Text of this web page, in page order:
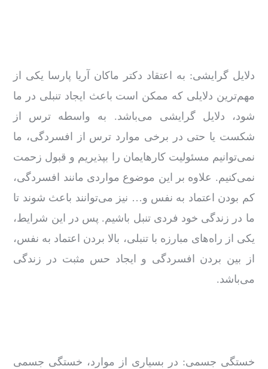
دلایل گرایشی: به اعتقاد دکتر ماکان آریا پارسا یکی از
مهم‌ترین دلایلی که ممکن است باعث ایجاد تنبلی در ما
شود، دلایل گرایشی می‌باشد. به واسطه ترس از
شکست یا حتی در برخی موارد ترس از افسردگی، ما
نمی‌توانیم مسئولیت کارهایمان را بپذیریم و قبول زحمت
نمی‌کنیم. علاوه‌ بر این موضوع مواردی مانند افسردگی،
کم بودن اعتماد به‌ نفس و… نیز می‌توانند باعث شوند تا
ما در زندگی خود فردی تنبل باشیم. پس در این شرایط،
یکی از راه‌های مبارزه با تنبلی، بالا بردن اعتماد به ‌نفس،
از بین بردن افسردگی و ایجاد حس مثبت در زندگی
می‌باشد.
خستگی جسمی: در بسیاری از موارد، خستگی جسمی